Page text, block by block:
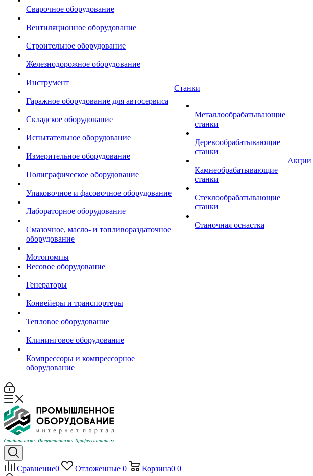
Сварочное оборудование
Вентиляционное оборудование
Строительное оборудование
Железнодорожное оборудование
Инструмент
Гаражное оборудование для автосервиса
Складское оборудование
Испытательное оборудование
Измерительное оборудование
Полиграфическое оборудование
Упаковочное и фасовочное оборудование
Лабораторное оборудование
Смазочное, масло- и топливораздаточное
оборудование
Мотопомпы
Весовое оборудование
Генераторы
Конвейеры и транспортеры
Тепловое оборудование
Клининговое оборудование
Компрессоры и компрессорное
оборудование
Станки
Металлообрабатывающие
станки
Деревообрабатывающие
станки
Камнеобрабатывающие
станки
Стеклообрабатывающие
станки
Станочная оснастка
Акции
Сравнение0 Отложенные 0 Корзина0 0